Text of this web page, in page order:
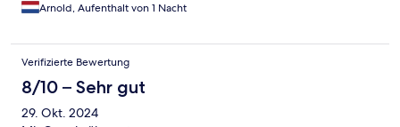
Arnold, Aufenthalt von 1 Nacht
Verifizierte Bewertung
8/10 – Sehr gut
29. Okt. 2024